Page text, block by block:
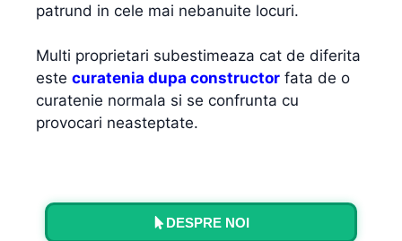
patrund in cele mai nebanuite locuri.
Multi proprietari subestimeaza cat de diferita
este curatenia dupa constructor fata de o
curatenie normala si se confrunta cu
provocari neasteptate.
DESPRE NOI